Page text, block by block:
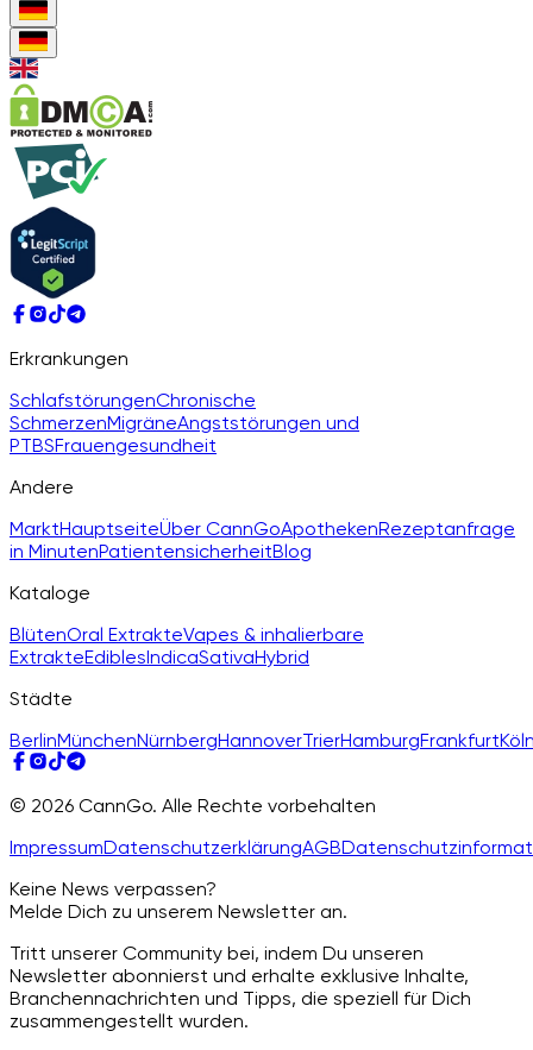
Erkrankungen
SchlafstörungenChronische
SchmerzenMigräneAngststörungen und
PTBSFrauengesundheit
Andere
MarktHauptseiteÜber CannGoApothekenRezeptanfrage
in MinutenPatientensicherheitBlog
Kataloge
BlütenOral ExtrakteVapes & inhalierbare
ExtrakteEdiblesIndicaSativaHybrid
Städte
BerlinMünchenNürnbergHannoverTrierHamburgFrankfurt
© 2026 CannGo. Alle Rechte vorbehalten
ImpressumDatenschutzerklärungAGB
Keine News verpassen?
Melde Dich zu unserem Newsletter an.
Tritt unserer Community bei, indem Du unseren
Newsletter abonnierst und erhalte exklusive Inhalte,
Branchennachrichten und Tipps, die speziell für Dich
zusammengestellt wurden.